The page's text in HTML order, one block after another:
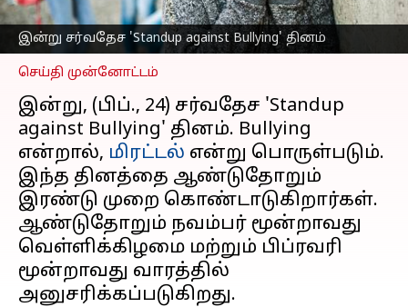
இன்று சர்வதேச 'Standup against Bullying' தினம்
எழுதியவர் Venkatalakshmi V Feb 24, 2023 09:27 am
செய்தி முன்னோட்டம்
இன்று, (பிப்., 24) சர்வதேச 'Standup
against Bullying' தினம். Bullying
என்றால், மிரட்டல் என்று பொருள்படும்.
இந்த தினத்தை ஆண்டுதோறும்
இரண்டு முறை கொண்டாடுகிறார்கள்.
ஆண்டுதோறும் நவம்பர் மூன்றாவது
வெள்ளிக்கிழமை மற்றும் பிப்ரவரி
மூன்றாவது வாரத்தில்
அனுசரிக்கப்படுகிறது.